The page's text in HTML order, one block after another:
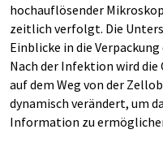
hochauflösender
zeitlich verfolgt. Die
Einblicke in die
Nach der Infektion wird
auf dem Weg von der
dynamisch verändert, um
Information zu